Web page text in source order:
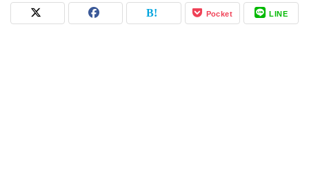
Pocket LINE